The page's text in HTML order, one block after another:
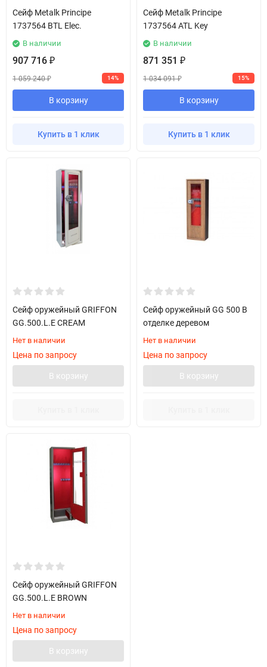
Сейф Metalk Principe
1737564 BTL Elec.
В наличии
907 716 ₽
1 059 240₽ 14%
В корзину
Купить в 1 клик
Сейф Metalk Principe
1737564 ATL Key
В наличии
871 351 ₽
1 034 091₽ 15%
В корзину
Купить в 1 клик
Сейф оружейный GRIFFON
GG.500.L.E CREAM
Нет в наличии
Цена по запросу
В корзину
Сейф оружейный GG 500 В
отделке деревом
Нет в наличии
Цена по запросу
В корзину
Сейф оружейный GRIFFON
GG.500.L.E BROWN
Нет в наличии
Цена по запросу
В корзину